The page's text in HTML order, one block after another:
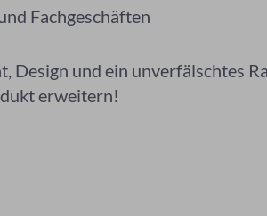
Fachgeschäften
und ein unverfälschtes
erweitern!